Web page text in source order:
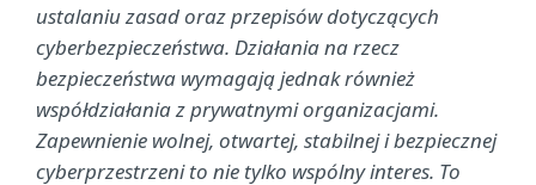
ustalaniu zasad oraz przepisów dotyczących
cyberbezpieczeństwa. Działania na rzecz
bezpieczeństwa wymagają jednak również
współdziałania z prywatnymi organizacjami.
Zapewnienie wolnej, otwartej, stabilnej i bezpiecznej
cyberprzestrzeni to nie tylko wspólny interes. To